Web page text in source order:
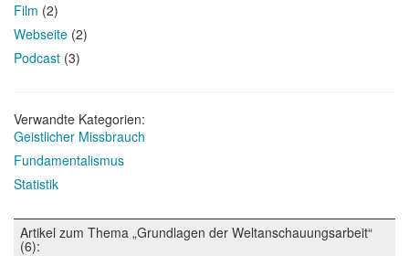
Film (2)
Webseite (2)
Podcast (3)
Verwandte Kategorien:
Geistlicher Missbrauch
Fundamentalismus
Statistik
Artikel zum Thema „Grundlagen der Weltanschauungsarbeit“
(6):